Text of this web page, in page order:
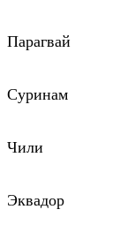
Парагвай
Суринам
Чили
Эквадор